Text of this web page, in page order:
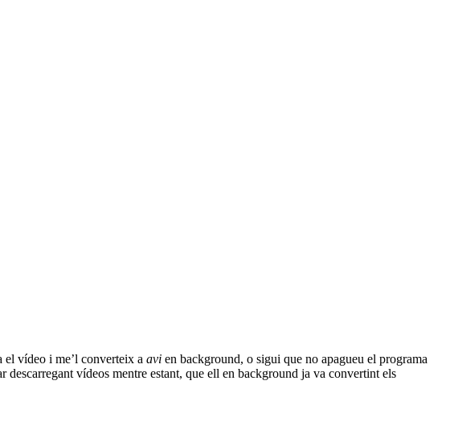
el vídeo i me’l converteix a avi en background, o sigui que no apagueu el programa
vídeos mentre estant, que ell en background ja va convertint els